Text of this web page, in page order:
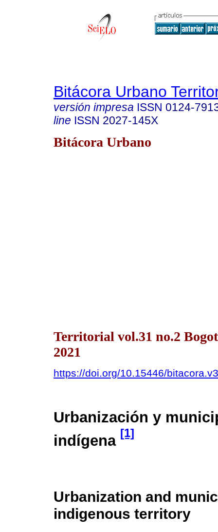
Bitácora Urbano
versión impresa ISSN 0124-
line ISSN 2027-145X
Bitácora Urbano
Territorial vol.31 no.2
2021
https://doi.org/10.15446/
Urbanización y
indígena [1]
Urbanization and
indigenous territory